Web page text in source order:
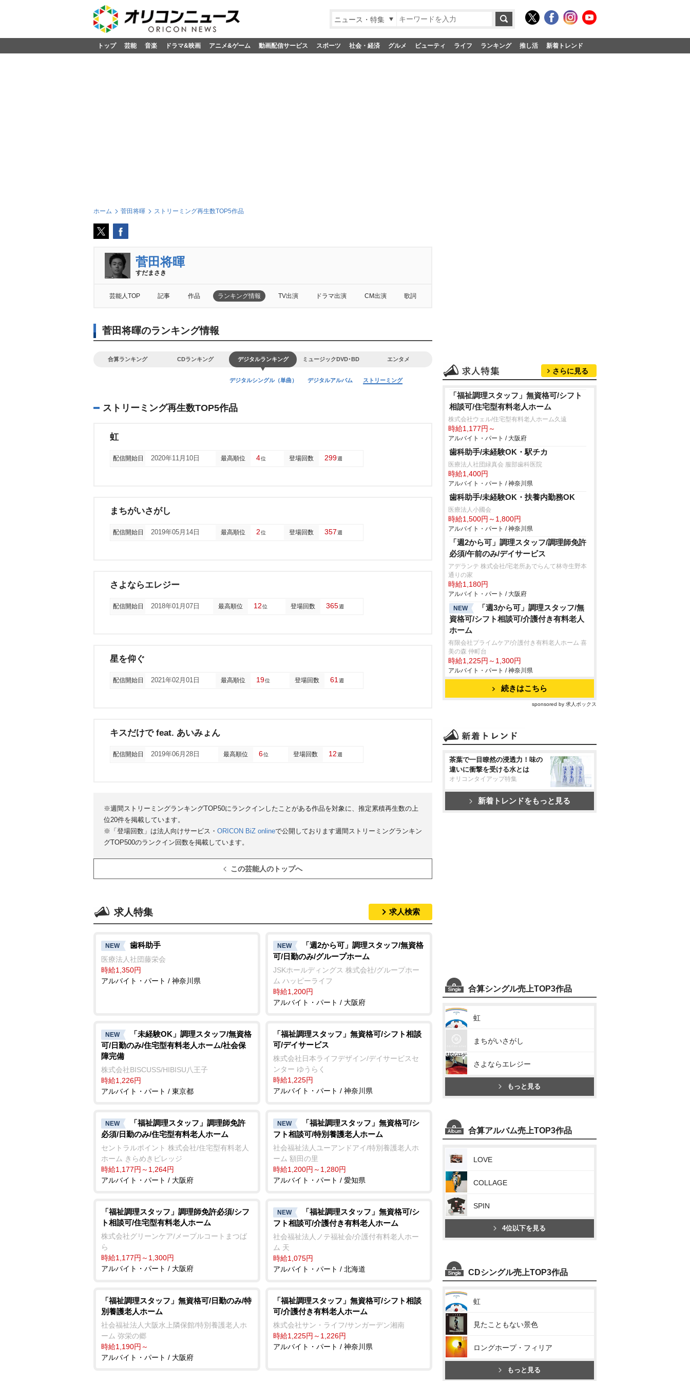
ニュース・特集
トップ 芸能 音楽 ドラマ&映画 アニメ&ゲーム 動画配信サービス スポーツ 社会・経済 グルメ ビューティ ライフ ランキング 推し活 新着トレンド
ホーム 菅田将暉 ストリーミング再生数TOP5作品
菅田将暉
すだまさき
芸能人TOP 記事 作品 ランキング情報 TV出演 ドラマ出演 CM出演 歌詞
菅田将暉のランキング情報
合算ランキング CDランキング デジタルランキング ミュージックDVD･BD エンタメ
デジタルシングル（単曲） デジタルアルバム ストリーミング
ストリーミング再生数TOP5作品
虹
配信開始日 2020年11月10日 最高順位 4位 登場回数 299週
まちがいさがし
配信開始日 2019年05月14日 最高順位 2位 登場回数 357週
さよならエレジー
配信開始日 2018年01月07日 最高順位 12位 登場回数 365週
星を仰ぐ
配信開始日 2021年02月01日 最高順位 19位 登場回数 61 週
キスだけで feat. あいみょん
配信開始日 2019年06月28日 最高順位 6位 登場回数 12週
※週間ストリーミングランキングTOP50にランクインしたことがある作品を対象に、推定累積再生数の上
位20件を掲載しています。
※「登場回数」は法人向けサービス・ ORICON BiZ onlineで公開しております週間ストリーミングランキン
グTOP500のランクイン回数を掲載しています。
この芸能人のトップへ
求人特集 求人検索
NEW 歯科助手
医療法人社団藤栄会
時給1,350円
アルバイト・パート / 神奈川県
NEW
「週2から可」調理スタッフ/無資格
可/日勤のみ/グループホーム
JSKホールディングス 株式会社/グループホー
ム ハッピーライフ
時給1,200円
アルバイト・パート / 大阪府
NEW
「未経験OK」調理スタッフ/無資格
可/日勤のみ/住宅型有料老人ホーム/社会保
障完備
株式会社BISCUSS/HIBISU八王子
時給1,226円
アルバイト・パート / 東京都
「福祉調理スタッフ」無資格可/シフト相談
可/デイサービス
株式会社日本ライフデザイン/デイサービスセ
ンター ゆうらく
時給1,225円
アルバイト・パート / 神奈川県
NEW
「福祉調理スタッフ」調理師免許
必須/日勤のみ/住宅型有料老人ホーム
セントラルポイント 株式会社/住宅型有料老人
ホーム きらめきビレッジ
時給1,177円～1,264円
アルバイト・パート / 大阪府
NEW
「福祉調理スタッフ」無資格可/シ
フト相談可/特別養護老人ホーム
社会福祉法人ユーアンドアイ/特別養護老人ホ
ーム 額田の里
時給1,200円～1,280円
アルバイト・パート / 愛知県
「福祉調理スタッフ」調理師免許必須/シフ
ト相談可/住宅型有料老人ホーム
株式会社グリーンケア/メープルコートまつば
ら
時給1,177円～1,300円
アルバイト・パート / 大阪府
NEW
「福祉調理スタッフ」無資格可/シ
フト相談可/介護付き有料老人ホーム
社会福祉法人ノテ福祉会/介護付有料老人ホー
ム 天
時給1,075円
アルバイト・パート / 北海道
「福祉調理スタッフ」無資格可/日勤のみ/特
別養護老人ホーム
社会福祉法人大阪水上隣保館/特別養護老人ホ
ーム 弥栄の郷
時給1,190円～
アルバイト・パート / 大阪府
「福祉調理スタッフ」無資格可/シフト相談
可/介護付き有料老人ホーム
株式会社サン・ライフ/サンガーデン湘南
時給1,225円～1,226円
アルバイト・パート / 神奈川県
さらに見る
「福祉調理スタッフ」無資格可/シフト
相談可/住宅型有料老人ホーム
株式会社ウェル/住宅型有料老人ホーム久遠
時給1,177円～
アルバイト・パート / 大阪府
歯科助手/未経験OK・駅チカ
医療法人社団緑真会 服部歯科医院
時給1,400円
アルバイト・パート / 神奈川県
歯科助手/未経験OK・扶養内勤務OK
医療法人小國会
時給1,500円～1,800円
アルバイト・パート / 神奈川県
「週2から可」調理スタッフ/調理師免許
必須/午前のみ/デイサービス
アデランテ 株式会社/宅老所あでらんて林寺生野本
通りの家
時給1,180円
アルバイト・パート / 大阪府
NEW
「週3から可」調理スタッフ/無
資格可/シフト相談可/介護付き有料老人
ホーム
有限会社プライムケア/介護付き有料老人ホーム 喜
美の森 仲町台
時給1,225円～1,300円
アルバイト・パート / 神奈川県
続きはこちら
sponsored by 求人ボックス
茶葉で一目瞭然の浸透力！味の
違いに衝撃を受ける水とは
オリコンタイアップ特集
新着トレンドをもっと見る
合算シングル売上TOP3作品
虹
まちがいさがし
さよならエレジー
もっと見る
合算アルバム売上TOP3作品
LOVE
COLLAGE
SPIN
4位以下を見る
CDシングル売上TOP3作品
虹
見たこともない景色
ロングホープ・フィリア
もっと見る